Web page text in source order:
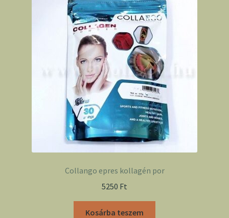
Collango epres kollagén por
5250 Ft
Kosárba teszem